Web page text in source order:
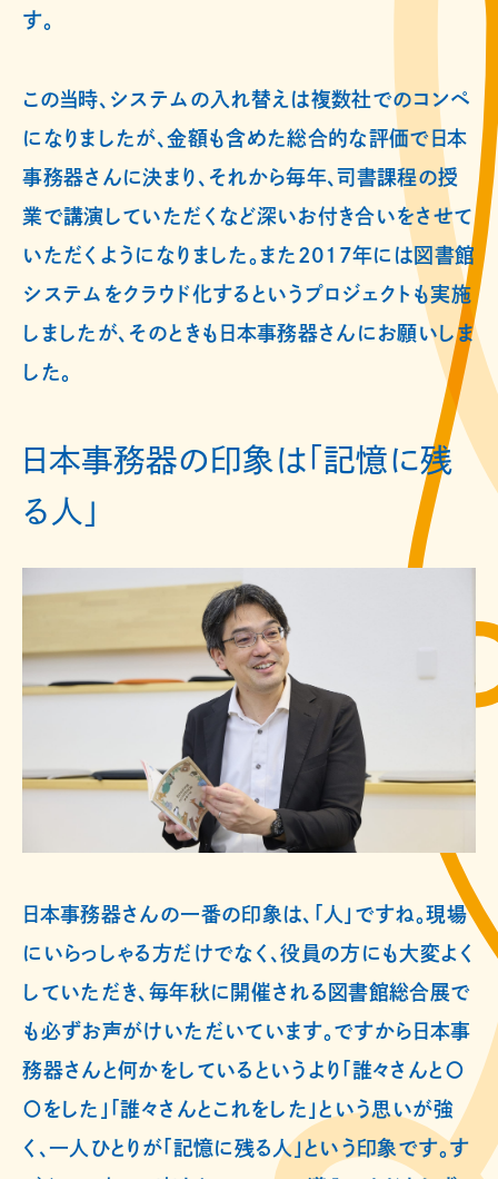
す。
この当時、システムの入れ替えは複数社でのコンペ
になりましたが、金額も含めた総合的な評価で日本
事務器さんに決まり、それから毎年、司書課程の授
業で講演していただくなど深いお付き合いをさせて
いただくようになりました。また2017年には図書館
システムをクラウド化するというプロジェクトも実施
しましたが、そのときも日本事務器さんにお願いしま
した。
日本事務器の印象は「記憶に残
る人」
日本事務器さんの一番の印象は、「人」ですね。現場
にいらっしゃる方だけでなく、役員の方にも大変よく
していただき、毎年秋に開催される図書館総合展で
も必ずお声がけいただいています。ですから日本事
務器さんと何かをしているというより「誰々さんと〇
〇をした」「誰々さんとこれをした」という思いが強
く、一人ひとりが「記憶に残る人」という印象です。す